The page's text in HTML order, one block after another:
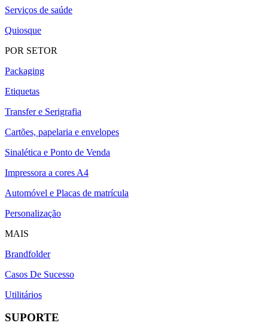
Serviços de saúde
Quiosque
POR SETOR
Packaging
Etiquetas
Transfer e Serigrafia
Cartões, papelaria e envelopes
Sinalética e Ponto de Venda
Impressora a cores A4
Automóvel e Placas de matrícula
Personalização
MAIS
Brandfolder
Casos De Sucesso
Utilitários
SUPORTE